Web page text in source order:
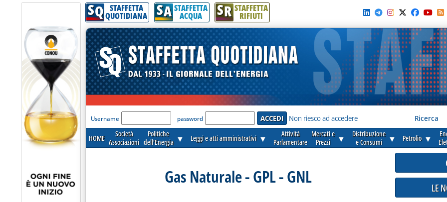
SQ STAFFETTA
QUOTIDIANA SA STAFFETTA
ACQUA SR STAFFETTA
RIFIUTI
'Modulo Login per accedere'
Username password Non riesco ad accedere Ricerca
HOME
Società
Associazioni
Politiche
dell'Energia ▼ Leggi e atti amministrativi ▼
Attività
Parlamentare
Mercati e
Prezzi
▼
Distribuzione
e Consumi
▼ Petrolio ▼
Gas Naturale - GPL - GNL
LE